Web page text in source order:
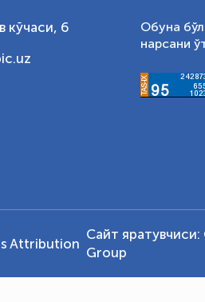
кўчаси, 6
Обуна
нарсани
Attribution
Сайт яратувчиси:
Group